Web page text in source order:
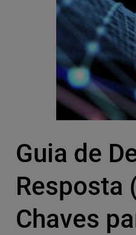
Guia de
Resposta
Chaves